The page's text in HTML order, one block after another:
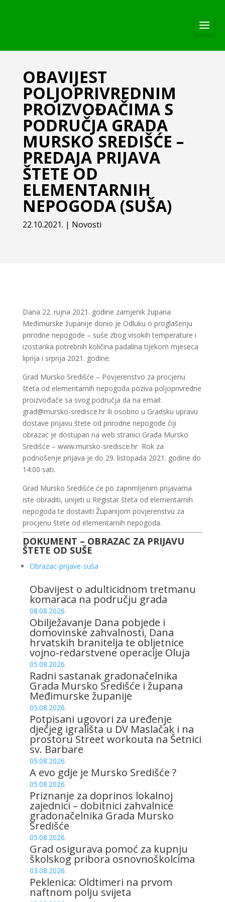
OBAVIJEST
POLJOPRIVREDNIM
PROIZVOĐAČIMA S
PODRUČJA GRADA
MURSKO SREDIŠĆE –
PREDAJA PRIJAVA
ŠTETE OD
ELEMENTARNIH
NEPOGODA (SUŠA)
22.10.2021. | Novosti
Dana 22. rujna 2021. godine zamjenik župana
Međimurske županije donio je Odluku o proglašenju
prirodne nepogode – suše zbog visokih temperature i
izostanka potrebnih količina padalina tijekom mjeseca
lipnja i srpnja 2021. godine.
Grad Mursko Središće – Povjerenstvo za procjenu
šteta od elementarnih nepogoda poziva poljoprivredne
proizvođače sa svog područja da na email:
grad@mursko-sredisce.hr ili osobno u Gradsku upravu
dostave prijavu štete od prirodne nepogode čiji
obrazac je dostupan na web stranici Grada Mursko
Središće – www.mursko-sredisce.hr Rok za
podnošenje prijava je do 29. listopada 2021. godine do
14:00 sati.
Grad Mursko Središće će po zaprimljenim prijavama
iste obraditi, unijeti u Registar šteta od elementarnih
nepogoda te dostaviti Županijom povjerenstvu za
procjenu štete od elementarnih nepogoda.
DOKUMENT – OBRAZAC ZA PRIJAVU
ŠTETE OD SUŠE
Obrazac-prijave-suša
Obavijest o adulticidnom tretmanu
komaraca na području grada
08.08.2026.
Obilježavanje Dana pobjede i
domovinske zahvalnosti, Dana
hrvatskih branitelja te obljetnice
vojno-redarstvene operacije Oluja
05.08.2026.
Radni sastanak gradonačelnika
Grada Mursko Središće i župana
Međimurske županije
05.08.2026.
Potpisani ugovori za uređenje
dječjeg igrališta u DV Maslačak i na
prostoru Street workouta na Šetnici
sv. Barbare
05.08.2026.
A evo gdje je Mursko Središće ?
05.08.2026.
Priznanje za doprinos lokalnoj
zajednici – dobitnici zahvalnice
gradonačelnika Grada Mursko
Središće
05.08.2026.
Grad osigurava pomoć za kupnju
školskog pribora osnovnoškolcima
03.08.2026.
Peklenica: Oldtimeri na prvom
naftnom polju svijeta